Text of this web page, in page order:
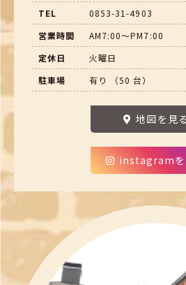
TEL
0853-31-4903
営業時間
AM7:00～PM7:00
定休日
火曜日
駐車場
有り （50 台）
地図を見る
instagramを